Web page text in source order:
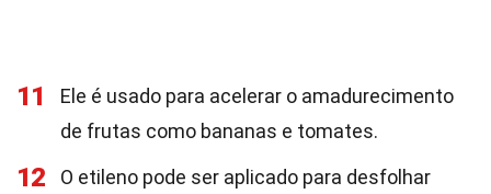
11
Ele é usado para acelerar o amadurecimento
de frutas como bananas e tomates.
12
O etileno pode ser aplicado para desfolhar